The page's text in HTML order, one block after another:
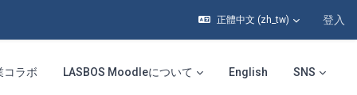
正體中文 ‎(zh_tw)‎ 登入
コラボ LASBOS Moodleについて English SNS